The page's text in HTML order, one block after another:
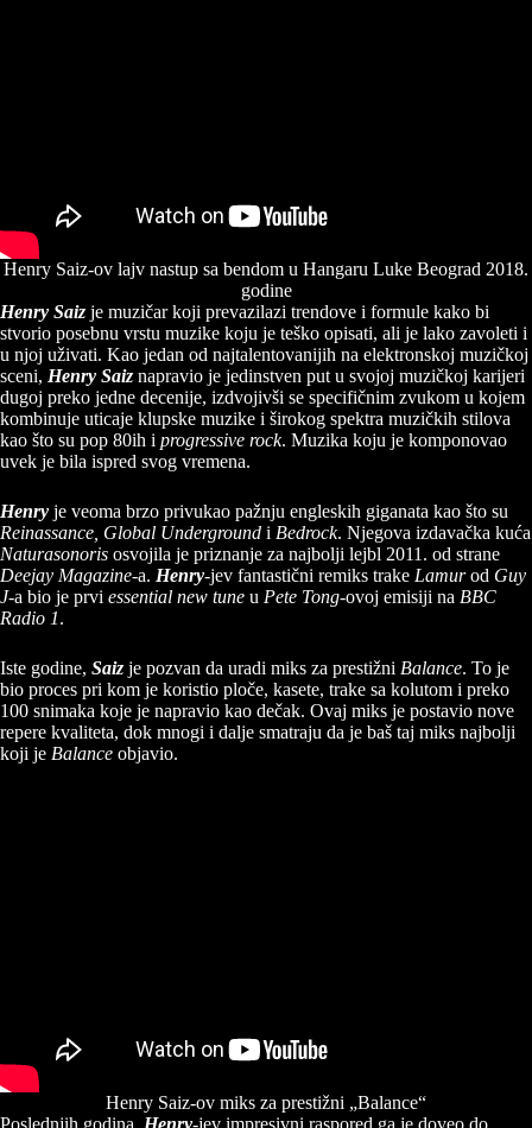
Henry Saiz-ov lajv nastup sa bendom u Hangaru Luke Beograd 2018.
godine
Henry Saiz je muzičar koji prevazilazi trendove i formule kako bi
stvorio posebnu vrstu muzike koju je teško opisati, ali je lako zavoleti i
u njoj uživati. Kao jedan od najtalentovanijih na elektronskoj muzičkoj
sceni, Henry Saiz napravio je jedinstven put u svojoj muzičkoj karijeri
dugoj preko jedne decenije, izdvojivši se specifičnim zvukom u kojem
kombinuje uticaje klupske muzike i širokog spektra muzičkih stilova
kao što su pop 80ih i progressive rock. Muzika koju je komponovao
uvek je bila ispred svog vremena.
Henry je veoma brzo privukao pažnju engleskih giganata kao što su
Reinassance, Global Underground i Bedrock. Njegova izdavačka kuća
Naturasonoris osvojila je priznanje za najbolji lejbl 2011. od strane
Deejay Magazine-a. Henry-jev fantastični remiks trake Lamurod Guy
J-a bio je prvi essential new tune u Pete Tong-ovoj emisiji na BBC
Radio 1.
Iste godine, Saiz je pozvan da uradi miks za prestižni Balance. To je
bio proces pri kom je koristio ploče, kasete, trake sa kolutom i preko
100 snimaka koje je napravio kao dečak. Ovaj miks je postavio nove
repere kvaliteta, dok mnogi i dalje smatraju da je baš taj miks najbolji
koji je Balance objavio.
Henry Saiz-ov miks za prestižni „Balance“